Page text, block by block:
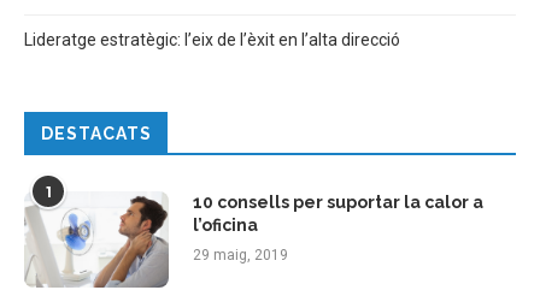
Lideratge estratègic: l’eix de l’èxit en l’alta direcció
DESTACATS
1
10 consells per suportar la calor a
l’oficina
29 maig, 2019